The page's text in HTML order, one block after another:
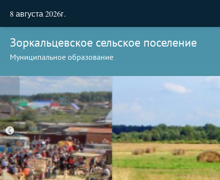
8 августа 2026г.
Зоркальцевское сельское поселение
Муниципальное образование